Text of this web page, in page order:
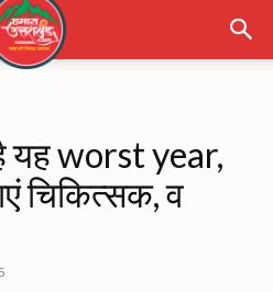
यह worst year,
चिकित्सक, व